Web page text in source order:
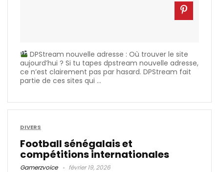
DPStream nouvelle adresse : Où trouver le site
aujourd’hui ? Si tu tapes dpstream nouvelle adresse,
ce n’est clairement pas par hasard. DPStream fait
partie de ces sites qui ...
DIVERS
Football sénégalais et
compétitions internationales
Gamerzvoice février 19, 2026